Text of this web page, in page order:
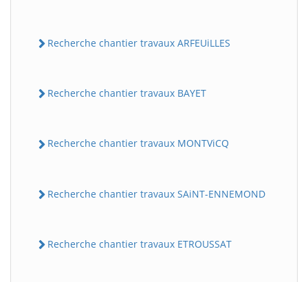
Recherche chantier travaux ARFEUiLLES
Recherche chantier travaux BAYET
Recherche chantier travaux MONTViCQ
Recherche chantier travaux SAiNT-ENNEMOND
Recherche chantier travaux ETROUSSAT